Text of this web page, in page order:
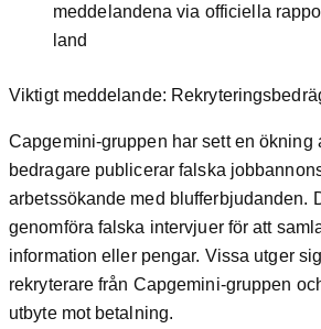
meddelandena via officiella
land
Viktigt meddelande:
Capgemini-gruppen har sett en ökning
bedragare publicerar falska
arbetssökande med blufferbjudanden.
genomföra falska intervjuer för att
information eller pengar. Vissa utger
rekryterare från Capgemini-gruppen
utbyte mot betalning.